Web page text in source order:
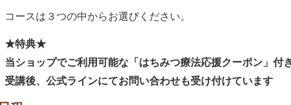
コースは３つの中からお選びください。
★特典★
当ショップでご利用可能な「はちみつ療法応援クーポン」付
受講後、公式ラインにてお問い合わせも受け付けています